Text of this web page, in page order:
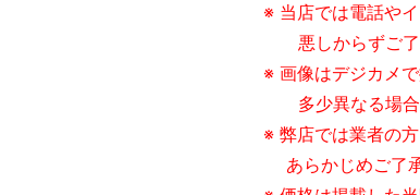
※ 当店では電話や
悪しからずご了
※ 画像はデジカメ
多少異なる場合
※ 弊店では業者の
あらかじめご了承